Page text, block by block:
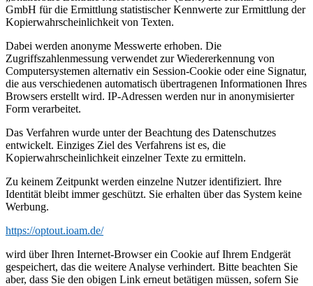
GmbH für die Ermittlung statistischer Kennwerte zur Ermittlung der
Kopierwahrscheinlichkeit von Texten.
Dabei werden anonyme Messwerte erhoben. Die
Zugriffszahlenmessung verwendet zur Wiedererkennung von
Computersystemen alternativ ein Session-Cookie oder eine Signatur,
die aus verschiedenen automatisch übertragenen Informationen Ihres
Browsers erstellt wird. IP-Adressen werden nur in anonymisierter
Form verarbeitet.
Das Verfahren wurde unter der Beachtung des Datenschutzes
entwickelt. Einziges Ziel des Verfahrens ist es, die
Kopierwahrscheinlichkeit einzelner Texte zu ermitteln.
Zu keinem Zeitpunkt werden einzelne Nutzer identifiziert. Ihre
Identität bleibt immer geschützt. Sie erhalten über das System keine
Werbung.
https://optout.ioam.de/
wird über Ihren Internet-Browser ein Cookie auf Ihrem Endgerät
gespeichert, das die weitere Analyse verhindert. Bitte beachten Sie
aber, dass Sie den obigen Link erneut betätigen müssen, sofern Sie